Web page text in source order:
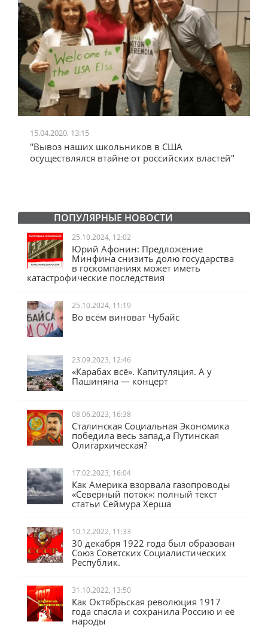
15.04.2020, 13:15
"Вывоз наших школьников в США
осуществлялся втайне от российских властей"
ПОПУЛЯРНЫЕ НОВОСТИ
25.10.2024, 12:02
Юрий Афонин: Предложение
Минфина снизить долю государства
в госкомпаниях может иметь
катастрофические последствия
25.10.2024, 11:19
Во всём виноват Чубайс
23.09.2023, 12:46
«Карабах всё». Капитуляция. А у
Пашиняна — концерт
08.06.2023, 16:38
Сталинская Социальная Экономика
победила весь запад,а Путинская
Олигархическая?
17.02.2023, 16:04
Как Америка взорвала газопроводы
«Северный поток»: полный текст
статьи Сеймура Херша
10.12.2022, 11:33
30 декабря 1922 года был образован
Союз Советских Социалистических
Республик.
31.10.2022, 13:50
Как Октябрьская революция 1917
года спасла и сохранила Россию и её
народы